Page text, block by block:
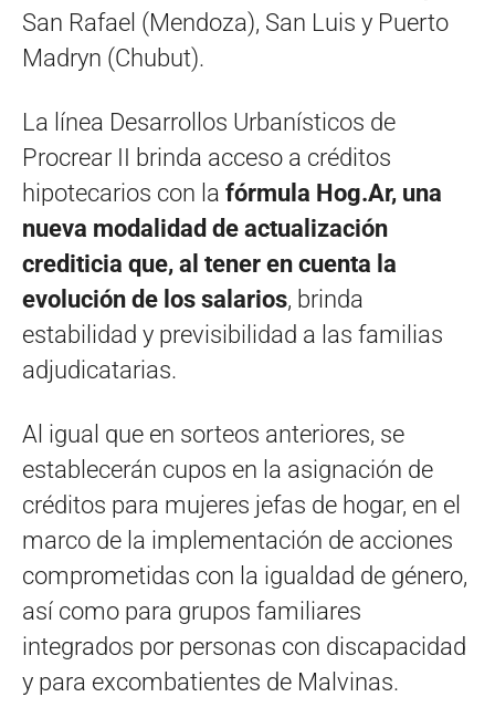
San Rafael (Mendoza), San Luis y Puerto
Madryn (Chubut).
La línea Desarrollos Urbanísticos de
Procrear II brinda acceso a créditos
hipotecarios con la fórmula Hog.Ar, una
nueva modalidad de actualización
crediticia que, al tener en cuenta la
evolución de los salarios, brinda
estabilidad y previsibilidad a las familias
adjudicatarias.
Al igual que en sorteos anteriores, se
establecerán cupos en la asignación de
créditos para mujeres jefas de hogar, en el
marco de la implementación de acciones
comprometidas con la igualdad de género,
así como para grupos familiares
integrados por personas con discapacidad
y para excombatientes de Malvinas.